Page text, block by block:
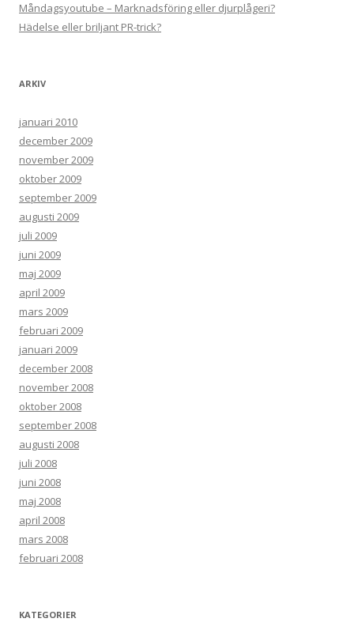
Måndagsyoutube – Marknadsföring eller djurplågeri?
Hädelse eller briljant PR-trick?
ARKIV
januari 2010
december 2009
november 2009
oktober 2009
september 2009
augusti 2009
juli 2009
juni 2009
maj 2009
april 2009
mars 2009
februari 2009
januari 2009
december 2008
november 2008
oktober 2008
september 2008
augusti 2008
juli 2008
juni 2008
maj 2008
april 2008
mars 2008
februari 2008
KATEGORIER